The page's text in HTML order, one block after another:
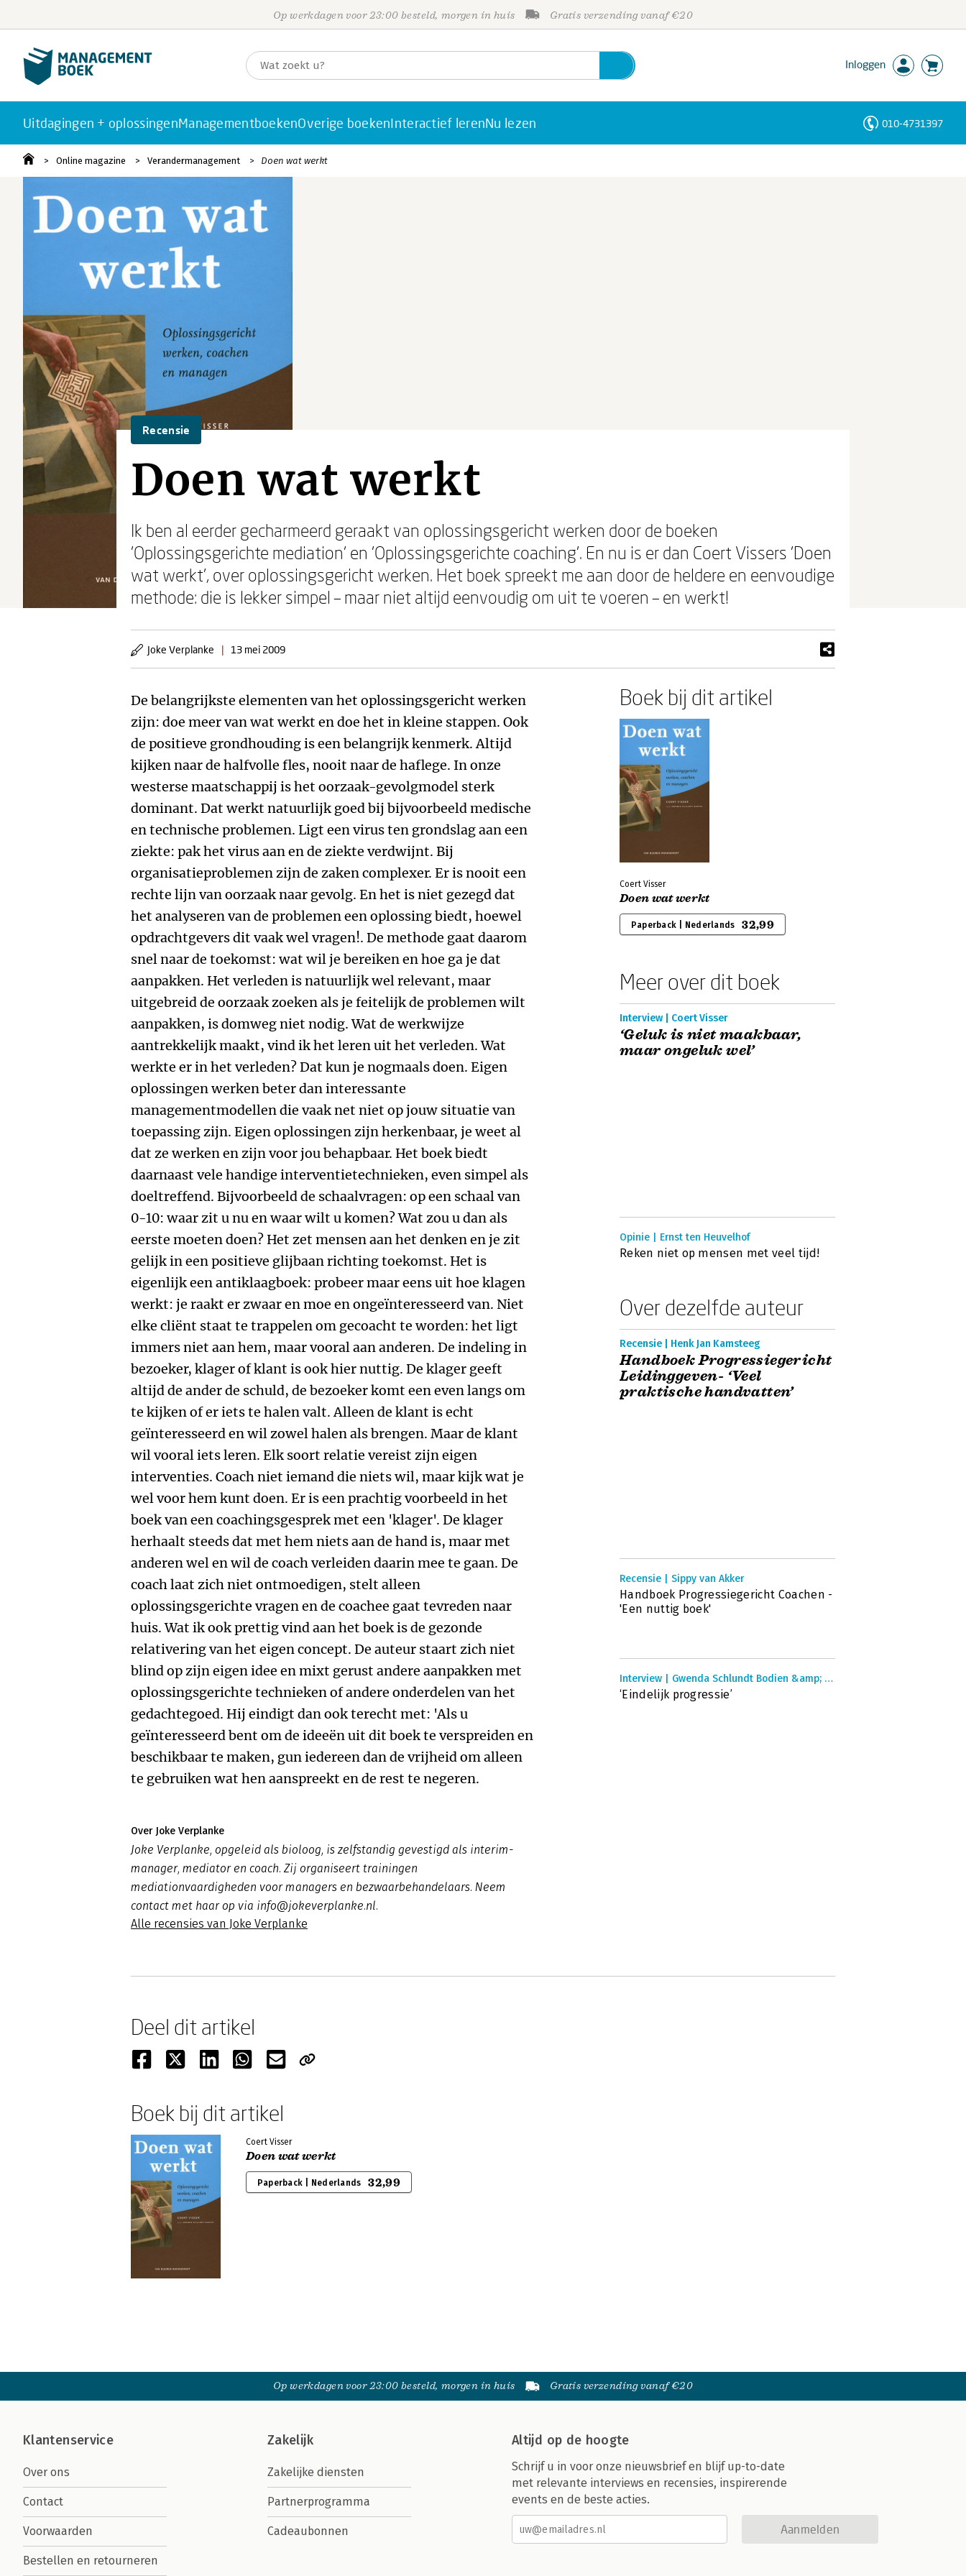
Op werkdagen voor 23:00 besteld, morgen in huis Gratis verzending vanaf €20
Inloggen
Uitdagingen + oplossingenManagementboekenOverige boekenInteractief lerenNu lezen 010-4731397
Online magazine Verandermanagement Doen wat werkt
Recensie
Doen wat werkt
Ik ben al eerder gecharmeerd geraakt van oplossingsgericht werken door de boeken
'Oplossingsgerichte mediation' en 'Oplossingsgerichte coaching'. En nu is er dan Coert Vissers 'Doen
wat werkt', over oplossingsgericht werken. Het boek spreekt me aan door de heldere en eenvoudige
methode: die is lekker simpel – maar niet altijd eenvoudig om uit te voeren – en werkt!
Joke Verplanke | 13 mei 2009
De belangrijkste elementen van het oplossingsgericht werken
zijn: doe meer van wat werkt en doe het in kleine stappen. Ook
de positieve grondhouding is een belangrijk kenmerk. Altijd
kijken naar de halfvolle fles, nooit naar de haflege. In onze
westerse maatschappij is het oorzaak-gevolgmodel sterk
dominant. Dat werkt natuurlijk goed bij bijvoorbeeld medische
en technische problemen. Ligt een virus ten grondslag aan een
ziekte: pak het virus aan en de ziekte verdwijnt. Bij
organisatieproblemen zijn de zaken complexer. Er is nooit een
rechte lijn van oorzaak naar gevolg. En het is niet gezegd dat
het analyseren van de problemen een oplossing biedt, hoewel
opdrachtgevers dit vaak wel vragen!. De methode gaat daarom
snel naar de toekomst: wat wil je bereiken en hoe ga je dat
aanpakken. Het verleden is natuurlijk wel relevant, maar
uitgebreid de oorzaak zoeken als je feitelijk de problemen wilt
aanpakken, is domweg niet nodig. Wat de werkwijze
aantrekkelijk maakt, vind ik het leren uit het verleden. Wat
werkte er in het verleden? Dat kun je nogmaals doen. Eigen
oplossingen werken beter dan interessante
managementmodellen die vaak net niet op jouw situatie van
toepassing zijn. Eigen oplossingen zijn herkenbaar, je weet al
dat ze werken en zijn voor jou behapbaar. Het boek biedt
daarnaast vele handige interventietechnieken, even simpel als
doeltreffend. Bijvoorbeeld de schaalvragen: op een schaal van
0-10: waar zit u nu en waar wilt u komen? Wat zou u dan als
eerste moeten doen? Het zet mensen aan het denken en je zit
gelijk in een positieve glijbaan richting toekomst. Het is
eigenlijk een antiklaagboek: probeer maar eens uit hoe klagen
werkt: je raakt er zwaar en moe en ongeïnteresseerd van. Niet
elke cliënt staat te trappelen om gecoacht te worden: het ligt
immers niet aan hem, maar vooral aan anderen. De indeling in
bezoeker, klager of klant is ook hier nuttig. De klager geeft
altijd de ander de schuld, de bezoeker komt een even langs om
te kijken of er iets te halen valt. Alleen de klant is echt
geïnteresseerd en wil zowel halen als brengen. Maar de klant
wil vooral iets leren. Elk soort relatie vereist zijn eigen
interventies. Coach niet iemand die niets wil, maar kijk wat je
wel voor hem kunt doen. Er is een prachtig voorbeeld in het
boek van een coachingsgesprek met een 'klager'. De klager
herhaalt steeds dat met hem niets aan de hand is, maar met
anderen wel en wil de coach verleiden daarin mee te gaan. De
coach laat zich niet ontmoedigen, stelt alleen
oplossingsgerichte vragen en de coachee gaat tevreden naar
huis. Wat ik ook prettig vind aan het boek is de gezonde
relativering van het eigen concept. De auteur staart zich niet
blind op zijn eigen idee en mixt gerust andere aanpakken met
oplossingsgerichte technieken of andere onderdelen van het
gedachtegoed. Hij eindigt dan ook terecht met: 'Als u
geïnteresseerd bent om de ideeën uit dit boek te verspreiden en
beschikbaar te maken, gun iedereen dan de vrijheid om alleen
te gebruiken wat hen aanspreekt en de rest te negeren.
Over Joke Verplanke
Joke Verplanke, opgeleid als bioloog, is zelfstandig gevestigd als interim-
manager, mediator en coach. Zij organiseert trainingen
mediationvaardigheden voor managers en bezwaarbehandelaars. Neem
contact met haar op via info@jokeverplanke.nl.
Alle recensies van Joke Verplanke
Boek bij dit artikel
Coert Visser
Doen wat werkt
Paperback | Nederlands 32,99
Meer over dit boek
Interview | Coert Visser
‘Geluk is niet maakbaar,
maar ongeluk wel’
Opinie | Ernst ten Heuvelhof
Reken niet op mensen met veel tijd!
Over dezelfde auteur
Recensie | Henk Jan Kamsteeg
Handboek Progressiegericht
Leidinggeven- ‘Veel
praktische handvatten’
Recensie | Sippy van Akker
Handboek Progressiegericht Coachen -
'Een nuttig boek'
Interview | Gwenda Schlundt Bodien &amp; Coert Visser
‘Eindelijk progressie’
Deel dit artikel
Boek bij dit artikel
Coert Visser
Doen wat werkt
Paperback | Nederlands 32,99
Op werkdagen voor 23:00 besteld, morgen in huis Gratis verzending vanaf €20
Klantenservice
Over ons
Contact
Voorwaarden
Bestellen en retourneren
Zakelijk
Zakelijke diensten
Partnerprogramma
Cadeaubonnen
Altijd op de hoogte
Schrijf u in voor onze nieuwsbrief en blijf up-to-date
met relevante interviews en recensies, inspirerende
events en de beste acties.
Aanmelden
Personen